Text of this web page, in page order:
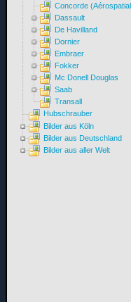
Concorde
Dassault
De Havilland
Dornier
Embraer
Fokker
Mc Donell Douglas
Saab
Transall
Hubschrauber
Bilder aus Köln
Bilder aus Deutschland
Bilder aus aller Welt